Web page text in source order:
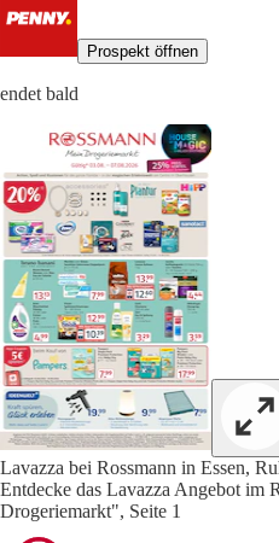
Prospekt öffnen
endet bald
Lavazza bei Rossmann in Essen,
Entdecke das Lavazza Angebot im
Drogeriemarkt", Seite 1